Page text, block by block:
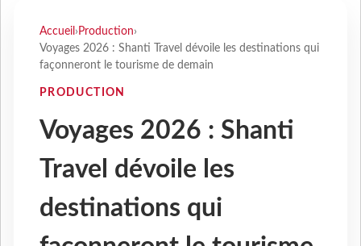
Accueil › Production›
Voyages 2026 : Shanti Travel dévoile les destinations qui
façonneront le tourisme de demain
PRODUCTION
Voyages 2026 : Shanti
Travel dévoile les
destinations qui